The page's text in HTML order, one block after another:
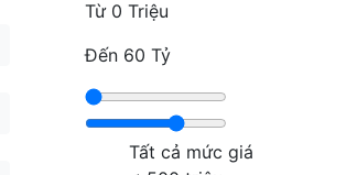
Từ 0 Triệu
Đến 60 Tỷ
Tất cả mức giá